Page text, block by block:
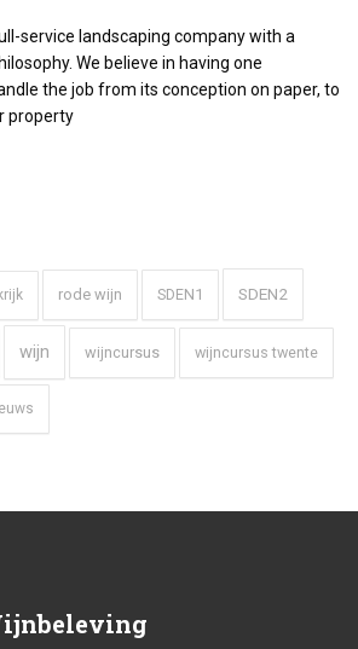
service landscaping company with a
We believe in having one
the job from its conception on paper, to
property
rode wijn SDEN1 SDEN2
wijn wijncursus wijncursus twente